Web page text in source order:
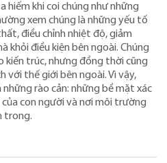
hiếm khi coi chúng như những
xem chúng là những yếu tố
điều chỉnh nhiệt độ, giảm
khỏi điều kiện bên ngoài. Chúng
kiến ​​trúc, nhưng đồng thời cũng
với thế giới bên ngoài. Vì vậy,
rào cản: những bề mặt xác
con người và nơi môi trường
trong.